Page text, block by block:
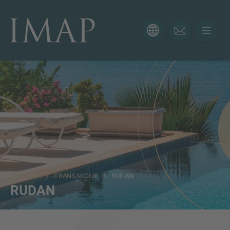
POČETNA/TRANSAKCIJE/ RUDAN
RUDAN
KONTAKTIRAJTE NAS
Hvala vam na interesu za IMAP. Iskoristite obrazac u
nastavku kako biste nam rekli više o svojoj trenutnoj
situaciji i naši će vam se stručnjaci javiti u najkraćem
mogućem roku.
Ime
Email